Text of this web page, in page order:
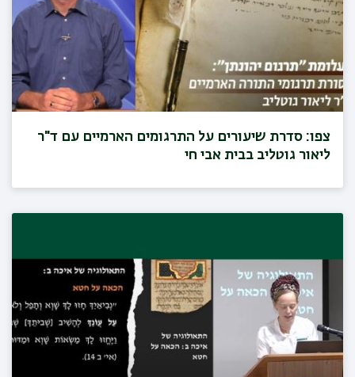
צפו: סדרת שיעורים על התרגומים הארמיים עם ד"ר
ליאור גוטליב בבית אבי חי